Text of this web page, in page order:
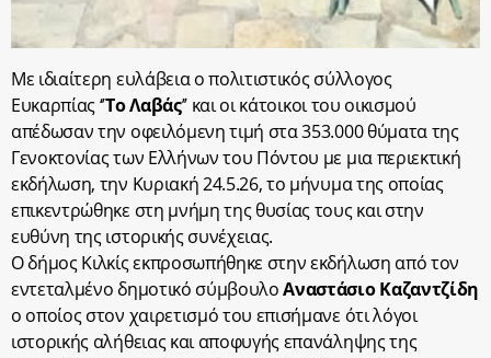
Με ιδιαίτερη ευλάβεια ο πολιτιστικός σύλλογος
Ευκαρπίας ‘’Το Λαβάς’’ και οι κάτοικοι του οικισμού
απέδωσαν την οφειλόμενη τιμή στα 353.000 θύματα της
Γενοκτονίας των Ελλήνων του Πόντου με μια περιεκτική
εκδήλωση, την Κυριακή 24.5.26, το μήνυμα της οποίας
επικεντρώθηκε στη μνήμη της θυσίας τους και στην
ευθύνη της ιστορικής συνέχειας.
Ο δήμος Κιλκίς εκπροσωπήθηκε στην εκδήλωση από τον
εντεταλμένο δημοτικό σύμβουλοΑναστάσιο Καζαντζίδη
ο οποίος στον χαιρετισμό του επισήμανε ότι λόγοι
ιστορικής αλήθειας και αποφυγής επανάληψης της